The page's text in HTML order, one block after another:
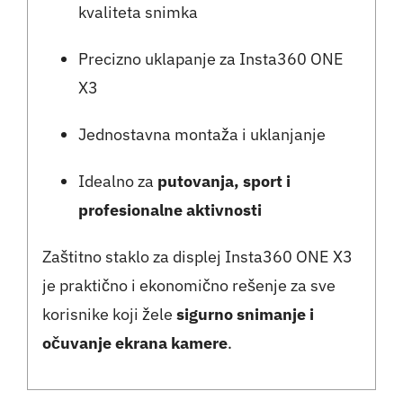
kvaliteta snimka
Precizno uklapanje za Insta360 ONE
X3
Jednostavna montaža i uklanjanje
Idealno za putovanja, sport i
profesionalne aktivnosti
Zaštitno staklo za displej Insta360 ONE X3
je praktično i ekonomično rešenje za sve
korisnike koji žele sigurno snimanje i
očuvanje ekrana kamere.